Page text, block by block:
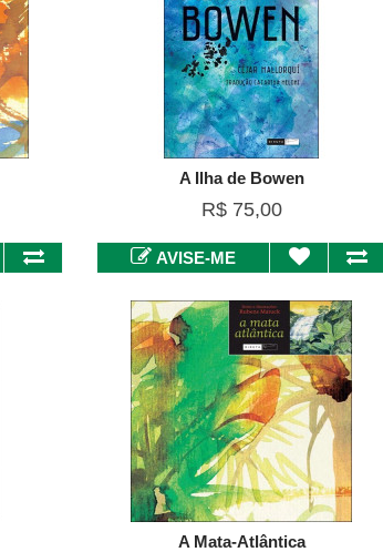
A Ilha de Bowen
R$ 75,00
AVISE-ME
A Mata-Atlântica